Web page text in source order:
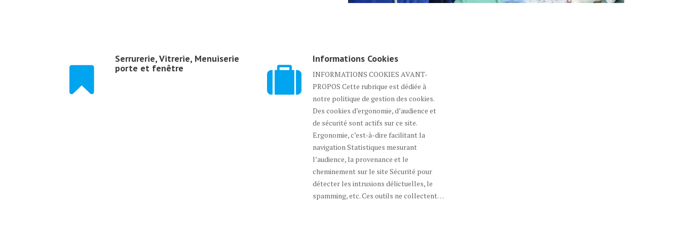
Serrurerie, Vitrerie, Menuiserie
porte et fenêtre
Informations Cookies
INFORMATIONS COOKIES AVANT-
PROPOS Cette rubrique est dédiée à
notre politique de gestion des cookies.
Des cookies d’ergonomie, d’audience et
de sécurité sont actifs sur ce site.
Ergonomie, c’est-à-dire facilitant la
navigation Statistiques mesurant
l’audience, la provenance et le
cheminement sur le site Sécurité pour
détecter les intrusions délictuelles, le
spamming, etc. Ces outils ne collectent…